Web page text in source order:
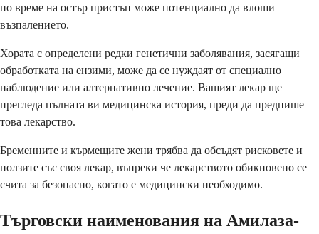
по време на остър пристъп може потенциално да влоши
възпалението.
Хората с определени редки генетични заболявания, засягащи
обработката на ензими, може да се нуждаят от специално
наблюдение или алтернативно лечение. Вашият лекар ще
прегледа пълната ви медицинска история, преди да предпише
това лекарство.
Бременните и кърмещите жени трябва да обсъдят рисковете и
ползите със своя лекар, въпреки че лекарството обикновено се
счита за безопасно, когато е медицински необходимо.
Търговски наименования на Амилаза-